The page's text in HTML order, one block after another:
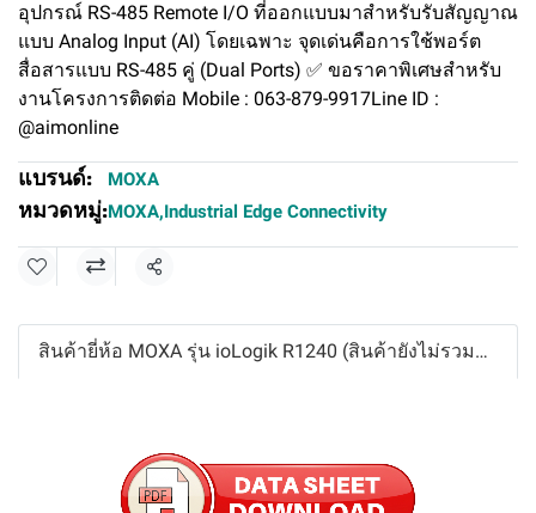
อุปกรณ์ RS-485 Remote I/O ที่ออกแบบมาสำหรับรับสัญญาณ
แบบ Analog Input (AI) โดยเฉพาะ จุดเด่นคือการใช้พอร์ต
สื่อสารแบบ RS-485 คู่ (Dual Ports) ✅ ขอราคาพิเศษสำหรับ
งานโครงการติดต่อ Mobile : 063-879-9917Line ID :
@aimonline
แบรนด์: MOXA
หมวดหมู่:MOXA,Industrial Edge Connectivity
แชร์
สินค้ายี่ห้อ MOXA รุ่น ioLogik R1240 (สินค้ายังไม่รวมภาษีมูลค่าเพิ่ม,ค่าขนส่ง ,ราคาอาจมีการเปลี่ยนแปลงได้ โดยไม่แจ้งให้ทราบล่วงหน้า)